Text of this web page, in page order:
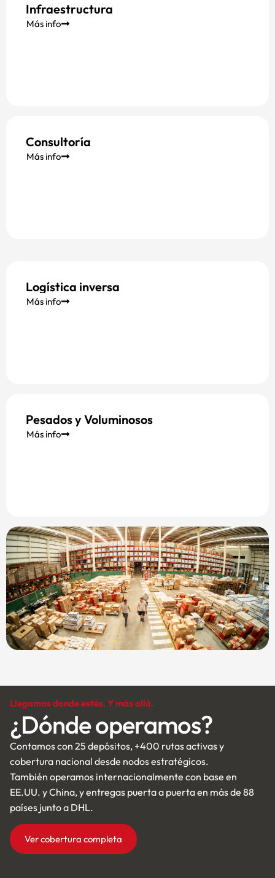
Infraestructura
Más info
Consultoría
Más info
Logística inversa
Más info
Pesados y Voluminosos
Más info
Llegamos donde estés. Y más allá.
¿Dónde operamos?
Contamos con 25 depósitos, +400 rutas activas y
cobertura nacional desde nodos estratégicos.
También operamos internacionalmente con base en
EE.UU. y China, y entregas puerta a puerta en más de 88
países junto a DHL.
Ver cobertura completa